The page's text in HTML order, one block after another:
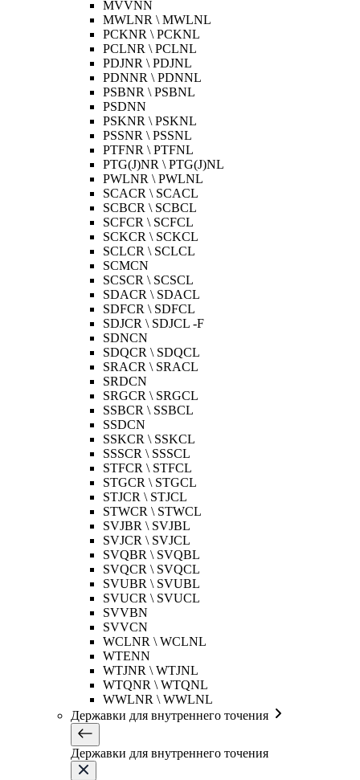
MVVNN
MWLNR \ MWLNL
PCKNR \ PCKNL
PCLNR \ PCLNL
PDJNR \ PDJNL
PDNNR \ PDNNL
PSBNR \ PSBNL
PSDNN
PSKNR \ PSKNL
PSSNR \ PSSNL
PTFNR \ PTFNL
PTG(J)NR \ PTG(J)NL
PWLNR \ PWLNL
SCACR \ SCACL
SCBCR \ SCBCL
SCFCR \ SCFCL
SCKCR \ SCKCL
SCLCR \ SCLCL
SCMCN
SCSCR \ SCSCL
SDACR \ SDACL
SDFCR \ SDFCL
SDJCR \ SDJCL -F
SDNCN
SDQCR \ SDQCL
SRACR \ SRACL
SRDCN
SRGCR \ SRGCL
SSBCR \ SSBCL
SSDCN
SSKCR \ SSKCL
SSSCR \ SSSCL
STFCR \ STFCL
STGCR \ STGCL
STJCR \ STJCL
STWCR \ STWCL
SVJBR \ SVJBL
SVJCR \ SVJCL
SVQBR \ SVQBL
SVQCR \ SVQCL
SVUBR \ SVUBL
SVUCR \ SVUCL
SVVBN
SVVCN
WCLNR \ WCLNL
WTENN
WTJNR \ WTJNL
WTQNR \ WTQNL
WWLNR \ WWLNL
Державки для внутреннего точения
Державки для внутреннего точения